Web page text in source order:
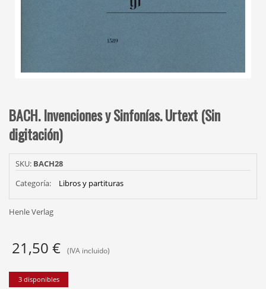
BACH. Invenciones y Sinfonías. Urtext (Sin
digitación)
SKU: BACH28
Categoría:
Libros y partituras
Henle Verlag
21,50 € (IVA incluido)
3 disponibles